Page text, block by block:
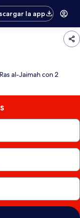
la app
al-Jaimah con 2